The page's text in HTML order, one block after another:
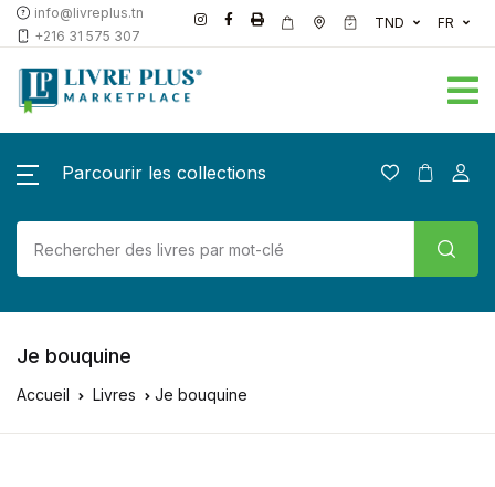
info@livreplus.tn
+216 31 575 307
TND FR
Parcourir les collections
Je bouquine
Accueil Livres Je bouquine